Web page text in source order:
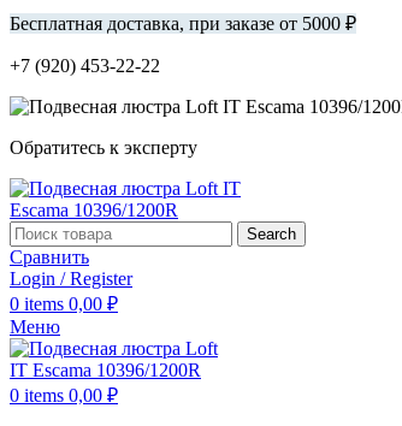
Бесплатная доставка, при заказе от 5000 ₽
+7 (920) 453-22-22
Обратитесь к эксперту
Search
Сравнить
Login / Register
0 items 0,00 ₽
Меню
0 items 0,00 ₽